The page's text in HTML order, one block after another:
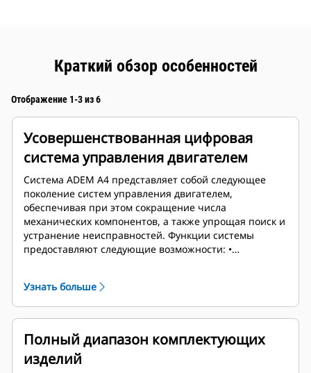
Краткий обзор особенностей
Отображение 1-3 из 6
Усовершенствованная цифровая
система управления двигателем
Система ADEM A4 представляет собой следующее
поколение систем управления двигателем,
обеспечивая при этом сокращение числа
механических компонентов, а также упрощая поиск и
устранение неисправностей. Функции системы
предоставляют следующие возможности: •
регулирование/управление скоростью • Логика
запуска/останова • Защита и контроль двигателя
Узнать больше
Полный диапазон комплектующих
изделий